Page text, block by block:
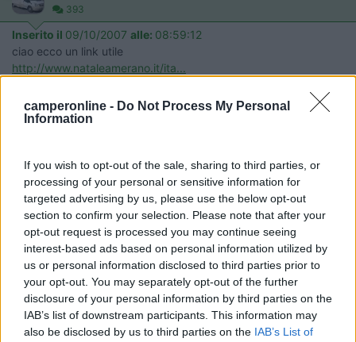
camperonline - Do Not Process My Personal
Information
If you wish to opt-out of the sale, sharing to third parties, or
processing of your personal or sensitive information for
targeted advertising by us, please use the below opt-out
section to confirm your selection. Please note that after your
opt-out request is processed you may continue seeing
interest-based ads based on personal information utilized by
us or personal information disclosed to third parties prior to
your opt-out. You may separately opt-out of the further
disclosure of your personal information by third parties on the
IAB’s list of downstream participants. This information may
also be disclosed by us to third parties on the IAB’s List of
393
Inserito il 09/10/2007 alle: 08:59:12
ciao ecco un link utile
http://www.nataleamerano.it/ita...
many
1614
quote:Originally posted by golia123
QUALCUNO POTREBBE DIRMI QUAL'E' LA LOCALITA'
MIGLIORE PER I MERCATINI DI NATALE? C'E' CHI DICE
MERANO E SE E' COSI' C'E' QUALCHE AREA ATTREZZATA?
GRAZIE A TUTTI. >
> ciao golia..io ci sono stata tanti anni fà..con una gita
organizzata..bhè tra meravo,vipiteno,bolzano nn è che si
distinguono molto sono carini tutti hanno su x giù le stesse cose
in esposizione...però vipiteno è quello che mi è piaciuto di +..è +
caratteristico..mentre merano se lo fanno ancora nn sò c'era